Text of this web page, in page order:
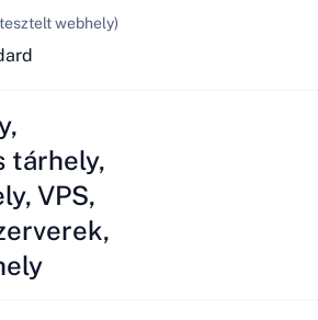
webhely)
tárhely,
VPS,